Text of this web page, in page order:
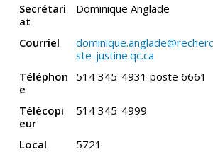
Secrétari
at
Dominique Anglade
Courriel
ste-justine.qc.ca
Téléphon
e
514 345-4931 poste 6661
Télécopi
eur
514 345-4999
Local 5721